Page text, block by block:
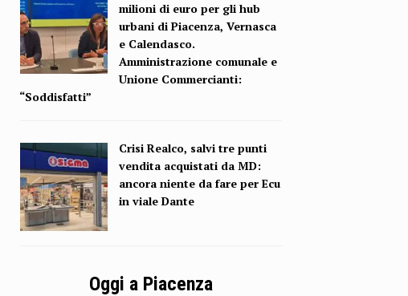
milioni di euro per gli hub
urbani di Piacenza, Vernasca
e Calendasco.
Amministrazione comunale e
Unione Commercianti:
“Soddisfatti”
Crisi Realco, salvi tre punti
vendita acquistati da MD:
ancora niente da fare per Ecu
in viale Dante
Oggi a Piacenza